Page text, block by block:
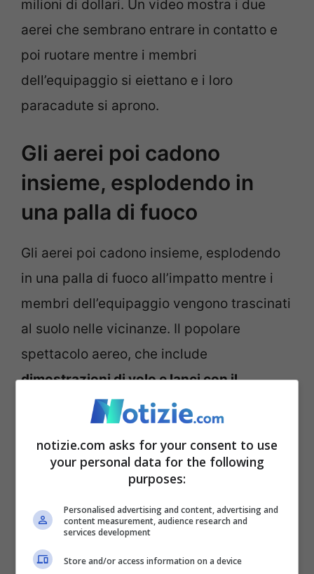
milioni di dollari. Un video mostra i due
aerei che sembrano entrare in contatto e
poi ruotare mentre i membri
dell’equipaggio si eiettano e i loro
paracadute si aprono.
Gli aerei poi cadono
insieme, esplodendo in
una palla di fuoco
Gli aerei poi cadono insieme, esplodendo
in una palla di fuoco all’impatto mentre i
membri dell’equipaggio vengono trascinati
al suolo nelle vicinanze. Il popolare
spettacolo aereo, che include
dimostrazioni di volo e lanci con il
paracadute, è una celebrazione della
moderne capacità militari. La pattuglia
acrobatica Thunderbirds dell’Aeronautica
statunitense è stata la protagonista dello
spettacolo in entrambe le giornate.
notizie.com asks for your consent to use
your personal data for the following
purposes:
Personalised advertising and content, advertising and
content measurement, audience research and
services development
Store and/or access information on a device